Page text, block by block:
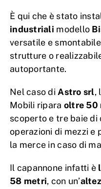
È qui che è stato
industriali modello
versatile e
strutture o
autoportante.
Nel caso di Astro srl,
Mobili ripara oltre 50
scoperto e tre baie di
operazioni di mezzi e
la merce in caso di
Il capannone infatti è
58 metri, con un’